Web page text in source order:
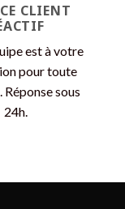
CLIENT
est à votre
pour toute
Réponse sous
24h.